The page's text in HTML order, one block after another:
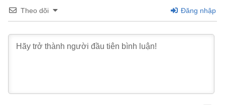
Theo dõi Đăng nhập